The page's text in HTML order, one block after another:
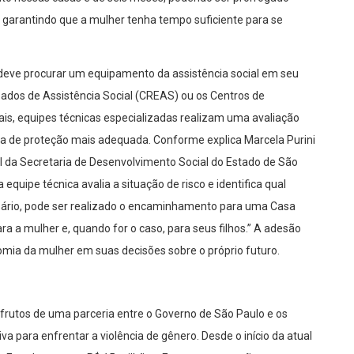
que a mulher tenha tempo suficiente para se
procurar um equipamento da assistência social em seu
de Assistência Social (CREAS) ou os Centros de
equipes técnicas especializadas realizam uma avaliação
proteção mais adequada. Conforme explica Marcela Purini
Secretaria de Desenvolvimento Social do Estado de São
técnica avalia a situação de risco e identifica qual
pode ser realizado o encaminhamento para uma Casa
a mulher e, quando for o caso, para seus filhos.” A adesão
da mulher em suas decisões sobre o próprio futuro.
de uma parceria entre o Governo de São Paulo e os
para enfrentar a violência de gênero. Desde o início da atual